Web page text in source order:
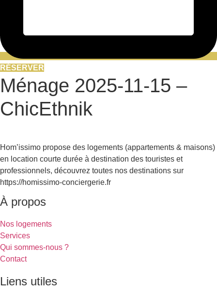
RÉSERVER
Ménage 2025-11-15 –
ChicEthnik
Hom’issimo propose des logements (appartements & maisons)
en location courte durée à destination des touristes et
professionnels, découvrez toutes nos destinations sur
https://homissimo-conciergerie.fr
À propos
Nos logements
Services
Qui sommes-nous ?
Contact
Liens utiles